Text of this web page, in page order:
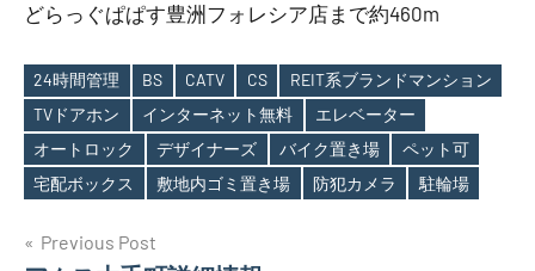
どらっぐぱぱす豊洲フォレシア店まで約460m
Tags
24時間管理 BS CATV CS
REIT系ブランドマンション
TVドアホン
インターネット無料
エレベーター
オートロック
デザイナーズ バイク置き場
ペット可
宅配ボックス
敷地内ゴミ置き場 防犯カメラ 駐輪場
投Previous Post